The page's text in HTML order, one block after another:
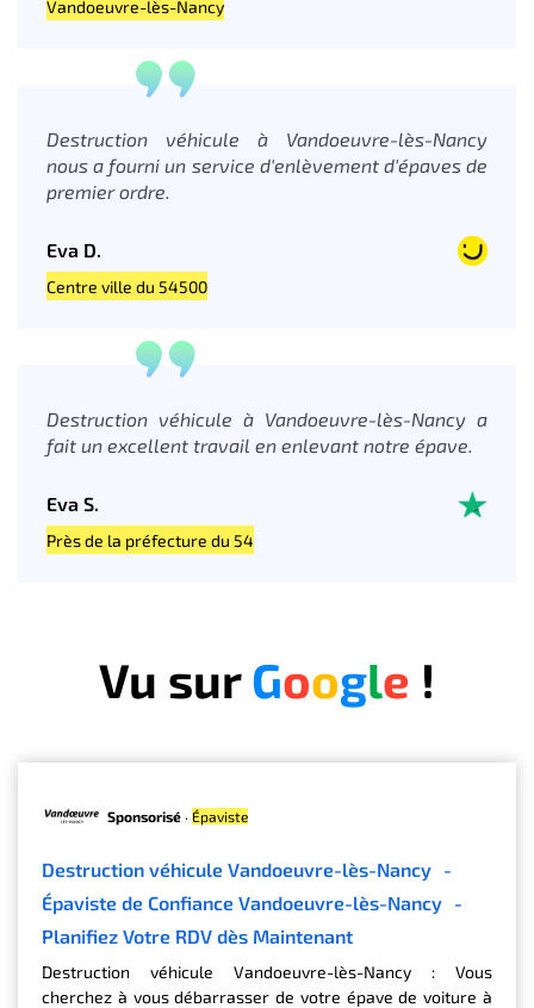
Vandoeuvre-lès-Nancy
Destruction véhicule à Vandoeuvre-lès-Nancy
nous a fourni un service d'enlèvement d'épaves de
premier ordre.
Eva D.
Centre ville du 54500
Destruction véhicule à Vandoeuvre-lès-Nancy a
fait un excellent travail en enlevant notre épave.
Eva S.
Près de la préfecture du 54
Vu surGoogle !
Sponsorisé · Épaviste
Destruction véhicule Vandoeuvre-lès-Nancy -
Épaviste de Confiance Vandoeuvre-lès-Nancy -
Planifiez Votre RDV dès Maintenant
Destruction véhicule Vandoeuvre-lès-Nancy : Vous
cherchez à vous débarrasser de votre épave de voiture à